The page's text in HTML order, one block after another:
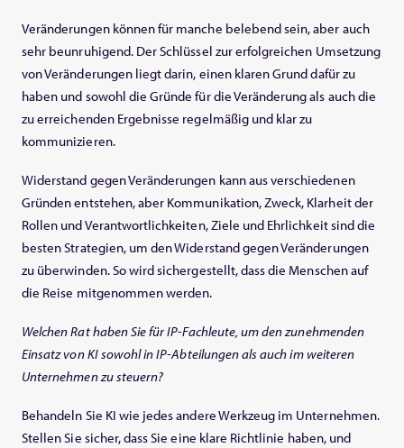
Veränderungen können für manche belebend sein, aber auch
sehr beunruhigend. Der Schlüssel zur erfolgreichen Umsetzung
von Veränderungen liegt darin, einen klaren Grund dafür zu
haben und sowohl die Gründe für die Veränderung als auch die
zu erreichenden Ergebnisse regelmäßig und klar zu
kommunizieren.
Widerstand gegen Veränderungen kann aus verschiedenen
Gründen entstehen, aber Kommunikation, Zweck, Klarheit der
Rollen und Verantwortlichkeiten, Ziele und Ehrlichkeit sind die
besten Strategien, um den Widerstand gegen Veränderungen
zu überwinden. So wird sichergestellt, dass die Menschen auf
die Reise mitgenommen werden.
Welchen Rat haben Sie für IP-Fachleute, um den zunehmenden
Einsatz von KI sowohl in IP-Abteilungen als auch im weiteren
Unternehmen zu steuern?
Behandeln Sie KI wie jedes andere Werkzeug im Unternehmen.
Stellen Sie sicher, dass Sie eine klare Richtlinie haben, und